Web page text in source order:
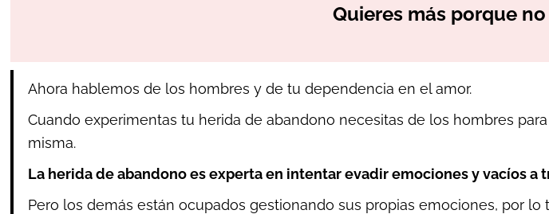
Quieres más porque
Ahora hablemos de los hombres y de tu dependencia en el amor.
Cuando experimentas tu herida de abandono necesitas de los hombres
misma.
La herida de abandono es experta en intentar evadir emociones y vacíos a
Pero los demás están ocupados gestionando sus propias emociones, por